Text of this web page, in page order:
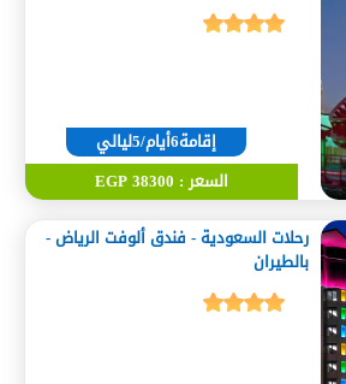
إقامة6أيام/5ليالي
السعر : 38300 EGP
رحلات السعودية - فندق ألوفت الرياض -
بالطيران